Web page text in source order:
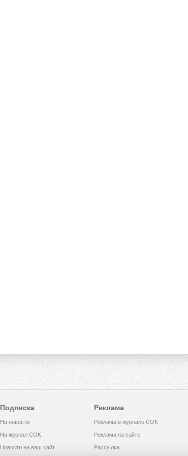
Подписка
На новости
На журнал СОК
Новости на ваш сайт
Реклама
Реклама в журнале СОК
Реклама на сайте
Рассылка